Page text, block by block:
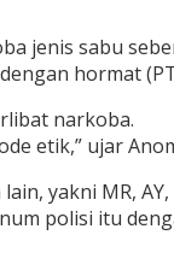
jenis sabu
hormat
narkoba.
etik,” ujar
yakni MR,
polisi itu